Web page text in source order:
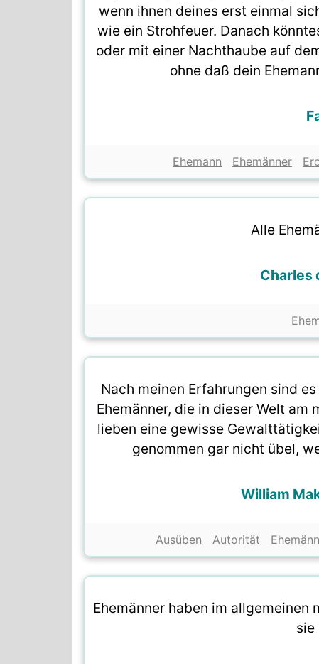
wenn ihnen deines erst einmal
wie ein Strohfeuer. Danach
oder mit einer Nachthaube auf
ohne daß dein
Ehemann Ehemänner
Alle
Charles
Nach meinen Erfahrungen sind
Ehemänner, die in dieser Welt
lieben eine gewisse
genommen gar nicht übel,
William
Ausüben Autorität
Ehemänner haben im allgemeinen
sie